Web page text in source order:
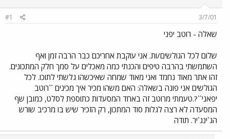
ש
א
ר
3/7/01
#1
שאלה - רוטב יפני
שלום לכל הגולשים/ות. אני עוקבת אחריכם כבר הרבה זמן ואף
השתמשתי בהרבה טיפים והכנתי כמה מאכלים על סמך חלק המתכונים.
זהו אתר מאוד נחמד ואני מאוד שמחה שאיכשהו גלשתי לתוכו. לכל
הגולשים אני פונה בשאלה: האם משהו מכיר איך מכינים ``רוטב
יפאני``?.טעמתי מרוטב זה באחד המסעדות כתוספת לסלט, כמובן שף
המסעדה לא רצה לגלות סוד המתכון, רק הזכיר שיש בו מרכיב שורש
הג`ינג`יר. תודה